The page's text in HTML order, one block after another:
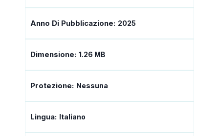
Anno Di Pubblicazione: 2025
Dimensione: 1.26 MB
Protezione: Nessuna
Lingua: Italiano